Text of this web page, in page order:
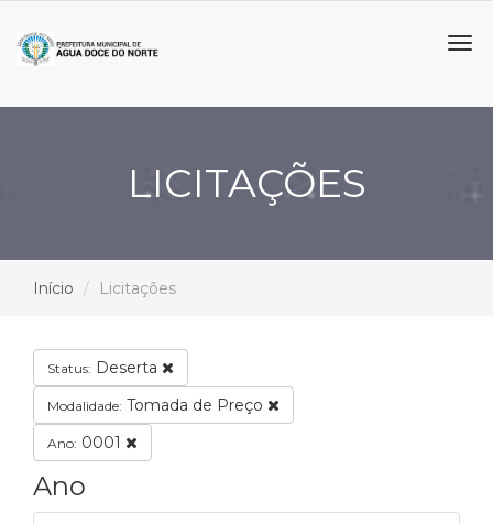
LICITAÇÕES
Início Licitações
Status: Deserta
Modalidade: Tomada de Preço
Ano: 0001
Ano